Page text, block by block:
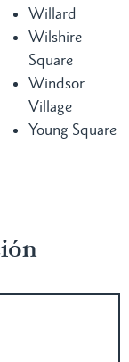
Willard
Wilshire
Square
Windsor
Village
Young Square